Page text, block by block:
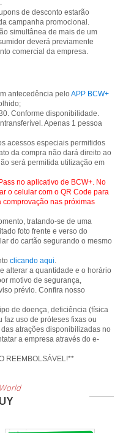
de desconto estarão
campanha promocional.
simultânea de mais de um
deverá previamente
comercial da empresa.
antecedência pelo APP BCW+
Conforme disponibilidade.
Apenas 1 pessoa
acessos especiais permitidos
da compra não dará direito ao
será permitida utilização em
no aplicativo de BCW+. No
o celular com o QR Code para
nas próximas
tratando-se de uma
foto frente e verso do
do cartão segurando o mesmo
clicando aqui.
alterar a quantidade e o horário
motivo de segurança,
prévio. Confira nosso
de doença, deficiência (física
faz uso de próteses fixas ou
atrações disponibilizadas no
a empresa através do e-
REEMBOLSÁVEL!**